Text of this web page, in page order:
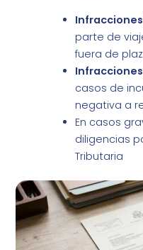
parte de
fuera de
casos de
negativa a
En casos
diligencias
Tributaria